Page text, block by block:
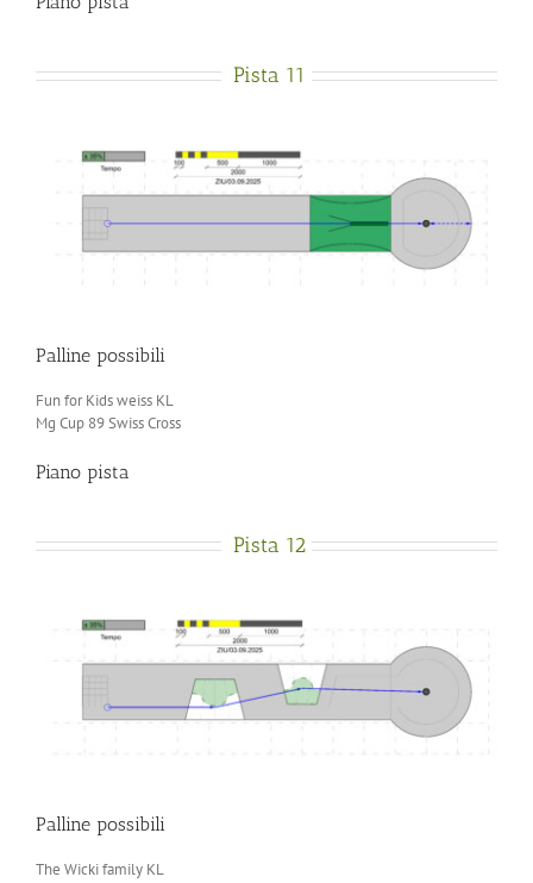
Pista 11
Palline possibili
Fun for Kids weiss KL
Mg Cup 89 Swiss Cross
Piano pista
Pista 12
Palline possibili
The Wicki family KL